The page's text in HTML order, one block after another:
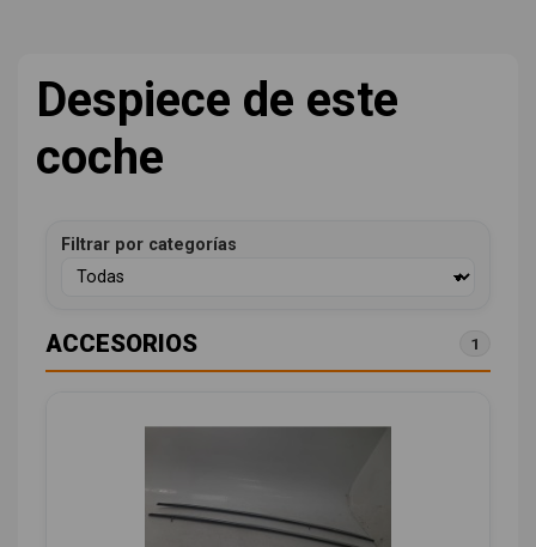
Despiece de este
coche
Filtrar por categorías
ACCESORIOS 1